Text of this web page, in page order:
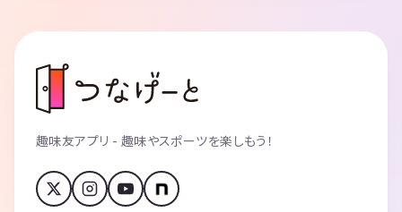
趣味友アプリ - 趣味やスポーツを楽しもう！